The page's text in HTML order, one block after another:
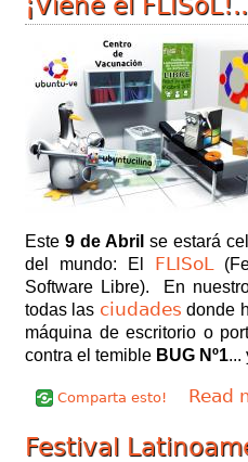
Este 9 de Abril se estará
del mundo: El FLISoL
Software Libre). En
todas las ciudades donde
máquina de escritorio o
contra el temible BUG Nº1...
Comparta esto! Read
Festival